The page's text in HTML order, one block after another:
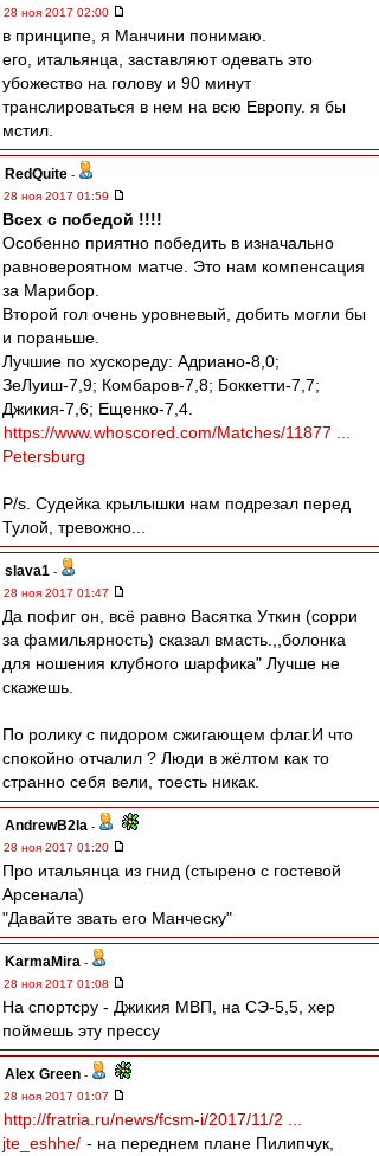
28 ноя 2017 02:00
в принципе, я Манчини понимаю.
его, итальянца, заставляют одевать это
убожество на голову и 90 минут
транслироваться в нем на всю Европу. я бы
мстил.
RedQuite -
28 ноя 2017 01:59
Всех с победой !!!!
Особенно приятно победить в изначально
равновероятном матче. Это нам компенсация
за Марибор.
Второй гол очень уровневый, добить могли бы
и пораньше.
Лучшие по хускореду: Адриано-8,0;
ЗеЛуиш-7,9; Комбаров-7,8; Боккетти-7,7;
Джикия-7,6; Ещенко-7,4.
https://www.whoscored.com/Matches/11877 ...
Petersburg
P/s. Судейка крылышки нам подрезал перед
Тулой, тревожно...
slava1 -
28 ноя 2017 01:47
Да пофиг он, всё равно Васятка Уткин (сорри
за фамильярность) cказал вмасть.,,болонка
для ношения клубного шарфика" Лучше не
скажешь.
По ролику с пидором сжигающем флаг.И что
спокойно отчалил ? Люди в жёлтом как то
странно себя вели, тоесть никак.
AndrewB2la -
28 ноя 2017 01:20
Про итальянца из гнид (стырено с гостевой
Арсенала)
"Давайте звать его Манческу"
KarmaMira -
28 ноя 2017 01:08
На спортсру - Джикия МВП, на СЭ-5,5, хер
поймешь эту прессу
Alex Green -
28 ноя 2017 01:07
http://fratria.ru/news/fcsm-i/2017/11/2 ...
jte_eshhe/ - на переднем плане Пилипчук,